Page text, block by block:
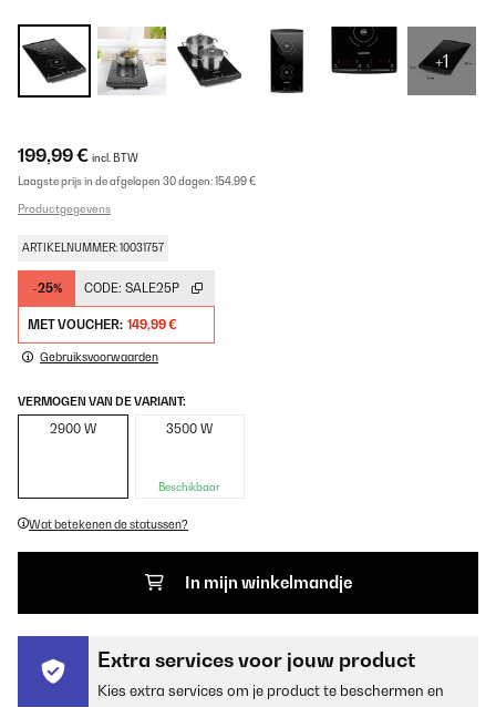
+1
199,99 € incl. BTW
Laagste prijs in de afgelopen 30 dagen:154,99 €
Productgegevens
ARTIKELNUMMER: 10031757
-25% CODE: SALE25P
MET VOUCHER: 149,99 €
Gebruiksvoorwaarden
VERMOGEN VAN DE VARIANT:
2900 W 3500 W
Beschikbaar
Wat betekenen de statussen?
In mijn winkelmandje
Extra services voor jouw product
Kies extra services om je product te beschermen en